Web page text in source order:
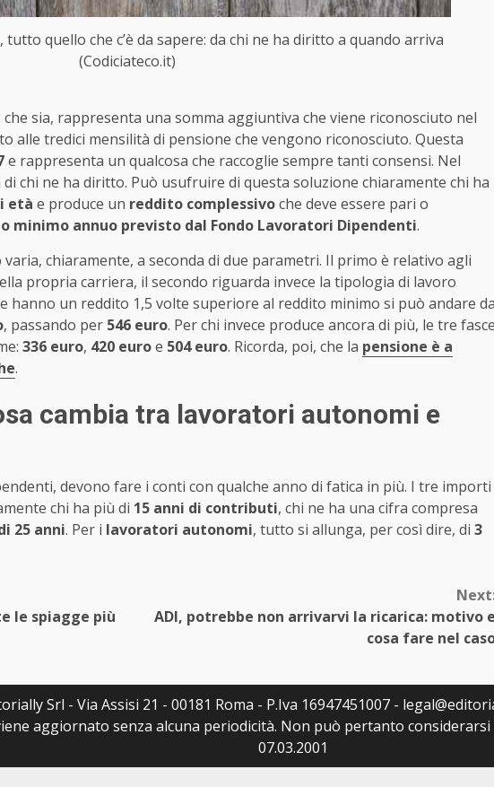
quello che c’è da sapere: da chi ne ha diritto a quando arriva
(Codiciateco.it)
sia, rappresenta una somma aggiuntiva che viene riconosciuto nel
alle tredici mensilità di pensione che vengono riconosciuto. Questa
e rappresenta un qualcosa che raccoglie sempre tanti consensi. Nel
di chi ne ha diritto. Può usufruire di questa soluzione chiaramente chi ha
età e produce un reddito complessivoche deve essere pari o
minimo annuo previsto dal Fondo Lavoratori Dipendenti.
chiaramente, a seconda di due parametri. Il primo è relativo agli
propria carriera, il secondo riguarda invece la tipologia di lavoro
hanno un reddito 1,5 volte superiore al reddito minimo si può andare
, passando per 546 euro. Per chi invece produce ancora di più, le tre
336 euro, 420 euroe 504 euro. Ricorda, poi, che la pensione è a
.
cambia tra lavoratori autonomi e
devono fare i conti con qualche anno di fatica in più. I tre importi
chi ha più di 15 anni di contributi, chi ne ha una cifra compresa
25 anni. Per i lavoratori autonomi, tutto si allunga, per così dire, di 3
le spiagge più
ADI, potrebbe non arrivarvi la ricarica: motivo
cosa fare nel
Srl - Via Assisi 21 - 00181 Roma - P.Iva 16947451007 -
aggiornato senza alcuna periodicità. Non può pertanto
07.03.2001